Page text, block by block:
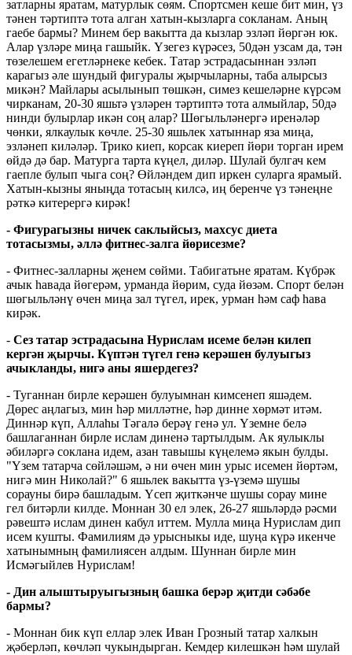
затларны яратам, матурлык сөям. Спортсмен кеше бит мин, үз
тәнен тәртиптә тота алган хатын-кызларга сокланам. Аның
гаебе бармы? Минем бер вакытта да кызлар эзләп йөргән юк.
Алар үзләре миңа гашыйк. Үзегез күрәсез, 50дән узсам да, тән
төзелешем егетләрнеке кебек. Татар эстрадасыннан эзләп
карагыз әле шундый фигуралы җырчыларны, таба алырсыз
микән? Майлары асылынып төшкән, симез кешеләрне күрсәм
чирканам, 20-30 яшьтә үзләрен тәртиптә тота алмыйлар, 50дә
нинди булырлар икән соң алар? Шөгыльләнергә иренәләр
чөнки, ялкаулык көчле. 25-30 яшьлек хатыннар яза миңа,
эзләнеп киләләр. Трико киеп, корсак киереп йөри торган ирем
өйдә дә бар. Матурга тарта күңел, диләр. Шулай булгач кем
гаепле булып чыга соң? Өйләндем дип иркен суларга ярамый.
Хатын-кызны яныңда тотасың килсә, иң беренче үз тәнеңне
рәткә китерергә кирәк!
- Фигурагызны ничек саклыйсыз, махсус диета
тотасызмы, әллә фитнес-залга йөрисезме?
- Фитнес-залларны җенем сөйми. Табигатьне яратам. Күбрәк
ачык һавада йөгерәм, урманда йөрим, суда йөзәм. Спорт белән
шөгыльләнү өчен миңа зал түгел, ирек, урман һәм саф һава
кирәк.
- Сез татар эстрадасына Нурислам исеме белән килеп
кергән җырчы. Күптән түгел генә керәшен булуыгыз
ачыкланды, нигә аны яшердегез?
- Туганнан бирле керәшен булуымнан кимсенеп яшәдем.
Дөрес аңлагыз, мин һәр милләтне, һәр динне хөрмәт итәм.
Диннәр күп, Аллаһы Тәгалә берәү генә ул. Үземне белә
башлаганнан бирле ислам диненә тартылдым. Ак яулыклы
әбиләргә соклана идем, азан тавышы күңелемә якын булды.
"Үзем татарча сөйләшәм, ә ни өчен мин урыс исемен йөртәм,
нигә мин Николай?" 6 яшьлек вакытта үз-үземә шушы
сорауны бирә башладым. Үсеп җиткәнче шушы сорау мине
гел битәрли килде. Моннан 30 ел элек, 26-27 яшьләрдә рәсми
рәвештә ислам динен кабул иттем. Мулла миңа Нурислам дип
исем кушты. Фамилиям дә урысныкы иде, шуңа күрә икенче
хатынымның фамилиясен алдым. Шуннан бирле мин
Исмәгыйлев Нурислам!
- Дин алыштыруыгызның башка берәр җитди сәбәбе
бармы?
- Моннан бик күп еллар элек Иван Грозный татар халкын
җәберләп, көчләп чукындырган. Кемдер килешкән һәм шулай